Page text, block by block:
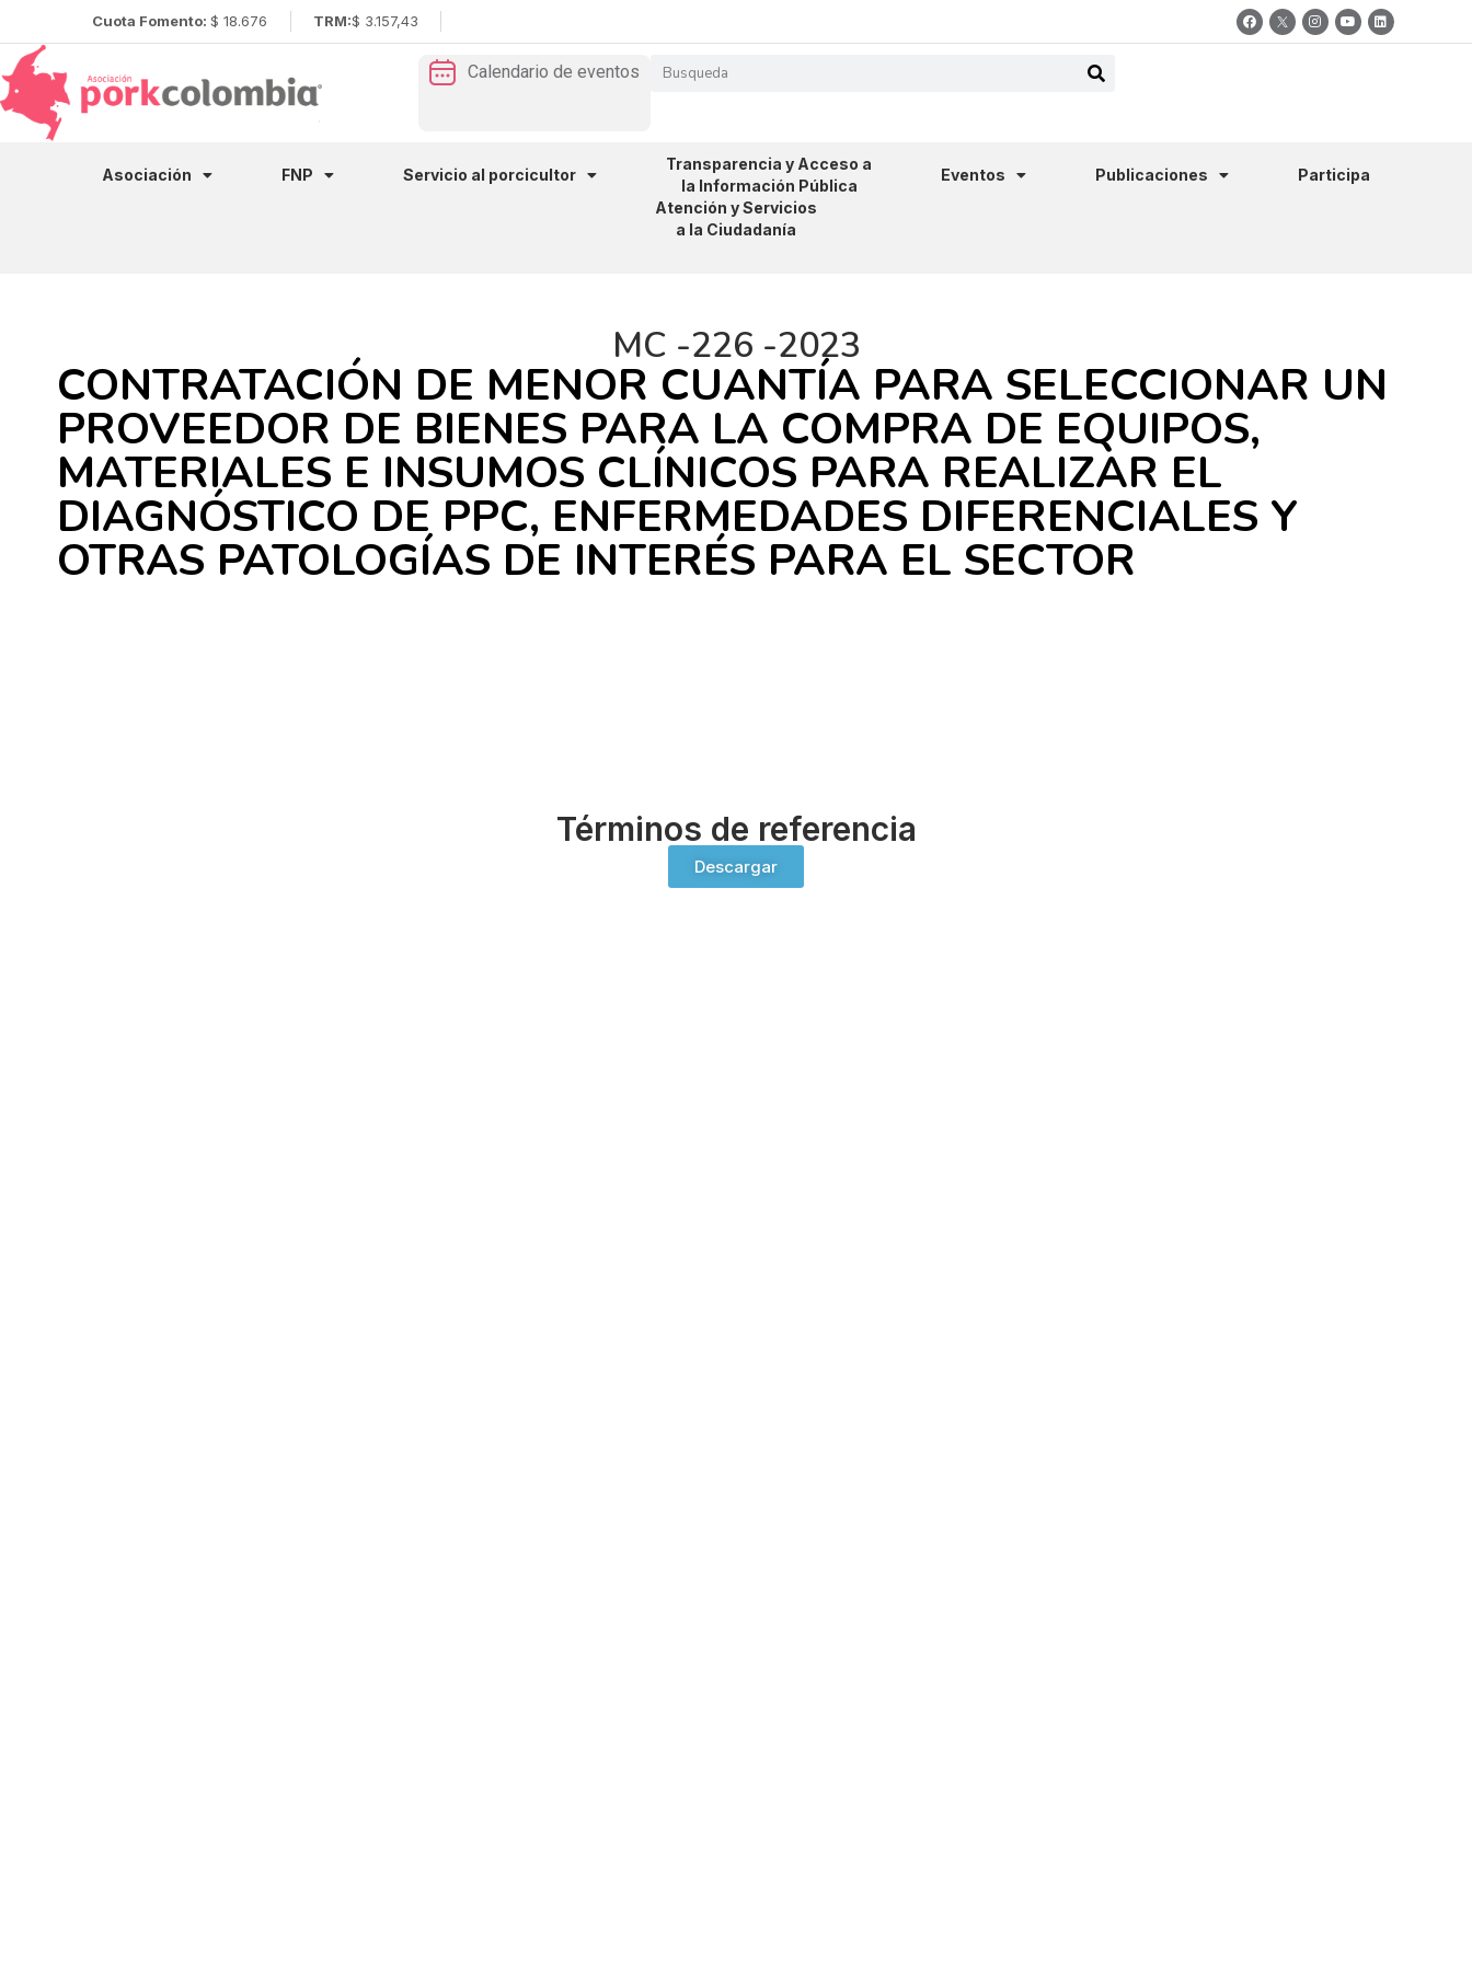
Cuota Fomento: $ 18.676 TRM:$ 3.157,43
Calendario de eventos
Asociación FNP Servicio al porcicultor
Transparencia y Acceso a
la Información Pública
Eventos Publicaciones
Participa
Atención y Servicios
a la Ciudadanía
MC -226 -2023
CONTRATACIÓN DE MENOR CUANTÍA PARA SELECCIONAR UN
PROVEEDOR DE BIENES PARA LA COMPRA DE EQUIPOS,
MATERIALES E INSUMOS CLÍNICOS PARA REALIZAR EL
DIAGNÓSTICO DE PPC, ENFERMEDADES DIFERENCIALES Y
OTRAS PATOLOGÍAS DE INTERÉS PARA EL SECTOR
Términos de referencia
Descargar